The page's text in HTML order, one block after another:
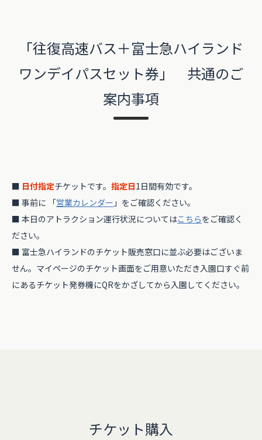
「往復高速バス＋富士急ハイランド
ワンデイパスセット券」 共通のご
案内事項
■ 日付指定チケットです。 指定日1日間有効です。
■ 事前に 「営業カレンダー 」をご確認ください。
■ 本日のアトラクション運行状況についてはこちらをご確認く
ださい。
■ 富士急ハイランドのチケット販売窓口に並ぶ必要はございま
せん。マイページのチケット画面をご用意いただき入園口すぐ前
にあるチケット発券機にQRをかざしてから入園してください。
チケット購入